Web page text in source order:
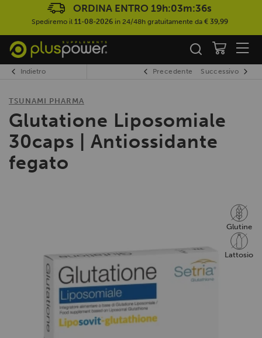
ORDINA ENTRO 19h:03m:36s
Spediremo il 11-08-2026in 24/48h gratuitamente da € 39,99
Indietro Precedente Successivo
TSUNAMI PHARMA
Glutatione Liposomiale
30caps | Antiossidante
fegato
Glutine
Lattosio